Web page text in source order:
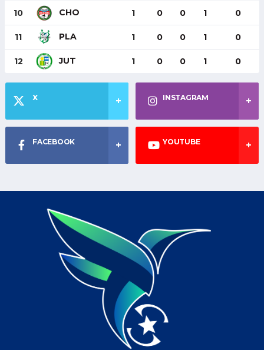
10 CHO 1 0 0 1 0
11 PLA 1 0 0 1 0
12 JUT 1 0 0 1 0
X INSTAGRAM
FACEBOOK YOUTUBE